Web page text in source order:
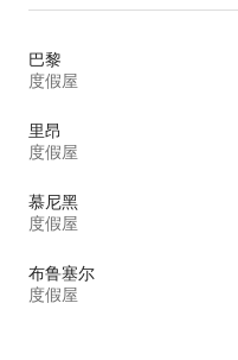
巴黎
度假屋
里昂
度假屋
慕尼黑
度假屋
布鲁塞尔
度假屋